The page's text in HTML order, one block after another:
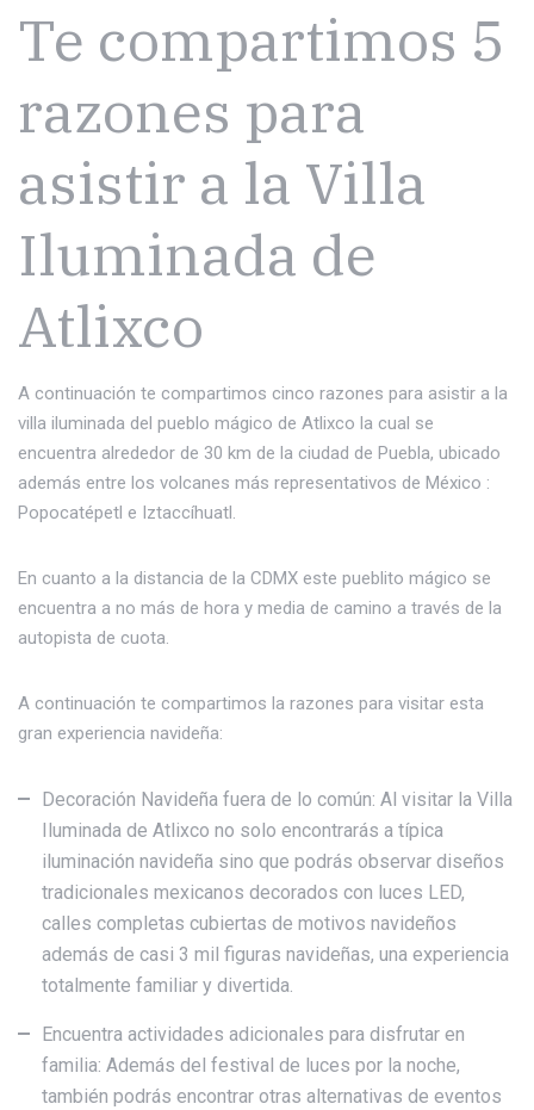
Te compartimos 5
razones para
asistir a la Villa
Iluminada de
Atlixco
A continuación te compartimos cinco razones para asistir a la
villa iluminada del pueblo mágico de Atlixco la cual se
encuentra alrededor de 30 km de la ciudad de Puebla, ubicado
además entre los volcanes más representativos de México :
Popocatépetl e Iztaccíhuatl.
En cuanto a la distancia de la CDMX este pueblito mágico se
encuentra a no más de hora y media de camino a través de la
autopista de cuota.
A continuación te compartimos la razones para visitar esta
gran experiencia navideña:
Decoración Navideña fuera de lo común: Al visitar la Villa
Iluminada de Atlixco no solo encontrarás a típica
iluminación navideña sino que podrás observar diseños
tradicionales mexicanos decorados con luces LED,
calles completas cubiertas de motivos navideños
además de casi 3 mil figuras navideñas, una experiencia
totalmente familiar y divertida.
Encuentra actividades adicionales para disfrutar en
familia: Además del festival de luces por la noche,
también podrás encontrar otras alternativas de eventos